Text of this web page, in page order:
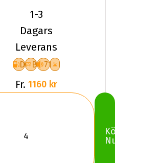
BLAZER
ALPINE
1-3
Dagars
Leverans
D B 71
Fr. 1160 kr
Köp
Nu